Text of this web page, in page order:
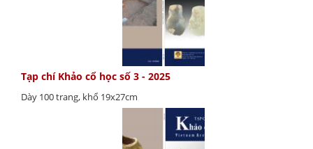
Tạp chí Khảo cổ học số 3 - 2025
Dày 100 trang, khổ 19x27cm